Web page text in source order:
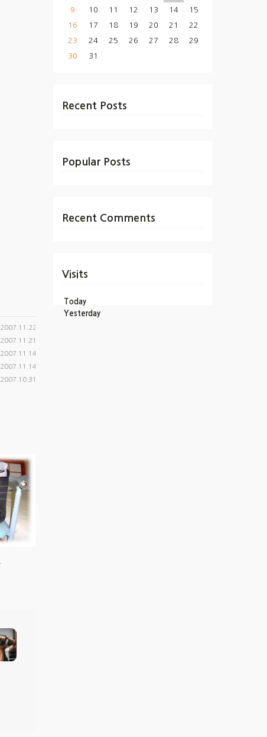
9
10 11 12 13 14
15
16
17 18 19 20 21
22
23
24 25 26 27 28
29
30
31
Recent Posts
Popular Posts
Recent Comments
Visits
Today
Yesterday
2007.11.22
2007.11.21
2007.11.14
2007.11.14
2007.10.31